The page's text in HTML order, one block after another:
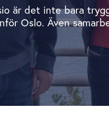
är det inte bara
Oslo. Även